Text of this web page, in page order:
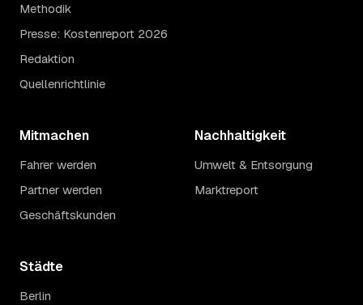
Methodik
Presse: Kostenreport 2026
Redaktion
Quellenrichtlinie
Mitmachen
Fahrer werden
Partner werden
Geschäftskunden
Nachhaltigkeit
Umwelt & Entsorgung
Marktreport
Städte
Berlin